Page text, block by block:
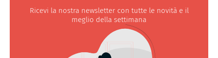
Ricevi la nostra newsletter con tutte le novità e il
meglio della settimana